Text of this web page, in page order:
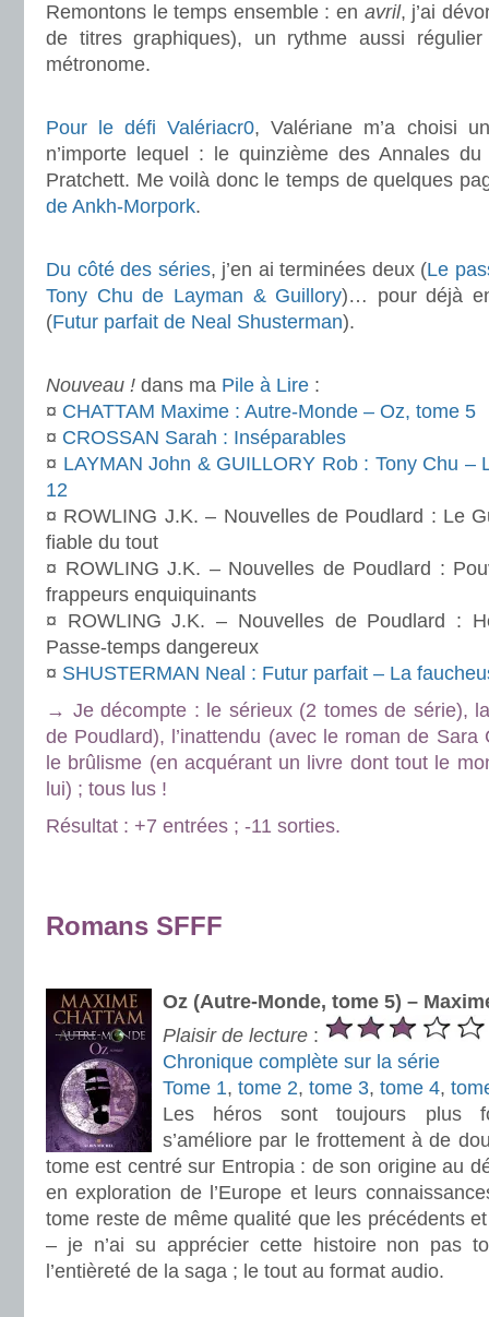
Remontons le temps ensemble : en avril, j’ai
de titres graphiques), un rythme aussi
métronome.
Pour le défi Valériacr0, Valériane m’a choisi
n’importe lequel : le quinzième des Annales
Pratchett. Me voilà donc le temps de quelques
de Ankh-Morpork.
Du côté des séries, j’en ai terminées deux (Le
Tony Chu de Layman & Guillory)… pour déjà
(Futur parfait de Neal Shusterman).
Nouveau ! dans ma Pile à Lire :
¤ CHATTAM Maxime : Autre-Monde – Oz, tome 5
¤ CROSSAN Sarah : Inséparables
¤ LAYMAN John & GUILLORY Rob : Tony Chu –
12
¤ ROWLING J.K. – Nouvelles de Poudlard : Le
fiable du tout
¤ ROWLING J.K. – Nouvelles de Poudlard :
frappeurs enquiquinants
¤ ROWLING J.K. – Nouvelles de Poudlard :
Passe-temps dangereux
¤ SHUSTERMAN Neal : Futur parfait – La
→ Je décompte : le sérieux (2 tomes de série),
de Poudlard), l’inattendu (avec le roman de
le brûlisme (en acquérant un livre dont tout le
lui) ; tous lus !
Résultat : +7 entrées ; -11 sorties.
Romans SFFF
Oz (Autre-Monde, tome 5) –
Plaisir de lecture :
Chronique complète sur la série
Tome 1, tome 2, tome 3, tome 4,
Les héros sont toujours plus
s’améliore par le frottement à de
tome est centré sur Entropia : de son origine au
en exploration de l’Europe et leurs
tome reste de même qualité que les précédents
– je n’ai su apprécier cette histoire non pas
l’entièreté de la saga ; le tout au format audio.